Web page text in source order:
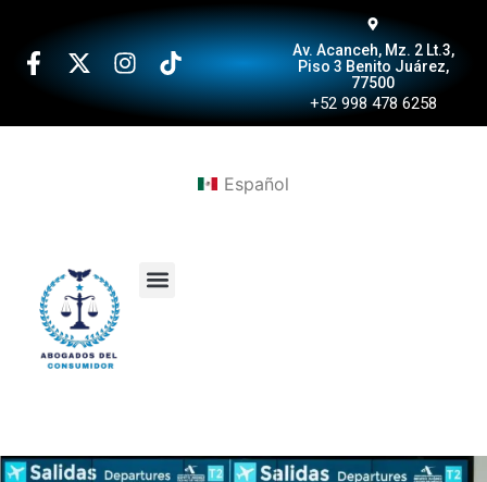
Av. Acanceh, Mz. 2 Lt.3,
Piso 3 Benito Juárez,
77500
+52 998 478 6258
Español